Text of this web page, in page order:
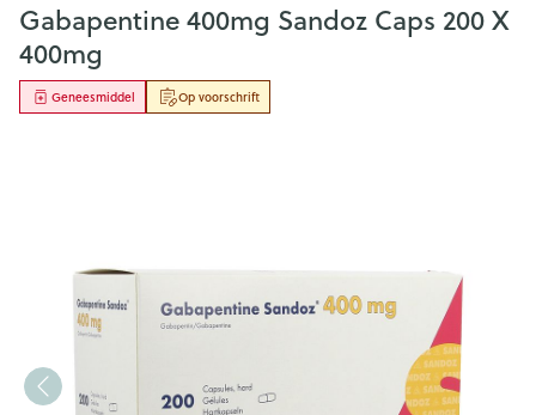
Gabapentine 400mg Sandoz Caps 200 X
400mg
Op voorschrift
Geneesmiddel